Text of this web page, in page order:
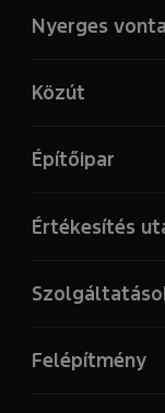
Nyerges
Közút
Építőipar
Értékesítés
Felépítmény